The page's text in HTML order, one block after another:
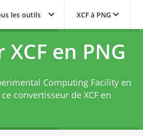
les outils XCF à PNG
en PNG
Computing Facility en
convertisseur de XCF en